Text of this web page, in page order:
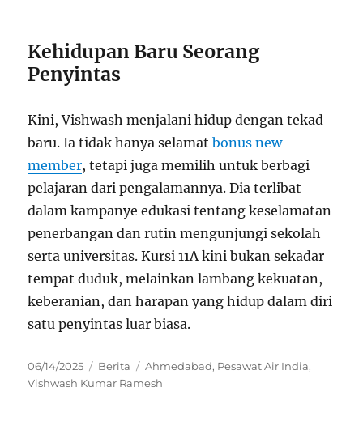
Kehidupan Baru Seorang
Penyintas
Kini, Vishwash menjalani hidup dengan tekad
baru. Ia tidak hanya selamatbonus new
member, tetapi juga memilih untuk berbagi
pelajaran dari pengalamannya. Dia terlibat
dalam kampanye edukasi tentang keselamatan
penerbangan dan rutin mengunjungi sekolah
serta universitas. Kursi 11A kini bukan sekadar
tempat duduk, melainkan lambang kekuatan,
keberanian, dan harapan yang hidup dalam diri
satu penyintas luar biasa.
Posted
on
06/14/2025 Categories
Berita Tags
Ahmedabad, Pesawat Air India,
Vishwash Kumar Ramesh